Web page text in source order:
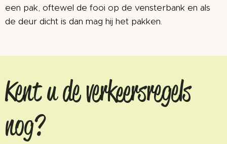
een pak, oftewel de fooi op de vensterbank en als
de deur dicht is dan mag hij het pakken.
Kent u de verkeersregels
nog?